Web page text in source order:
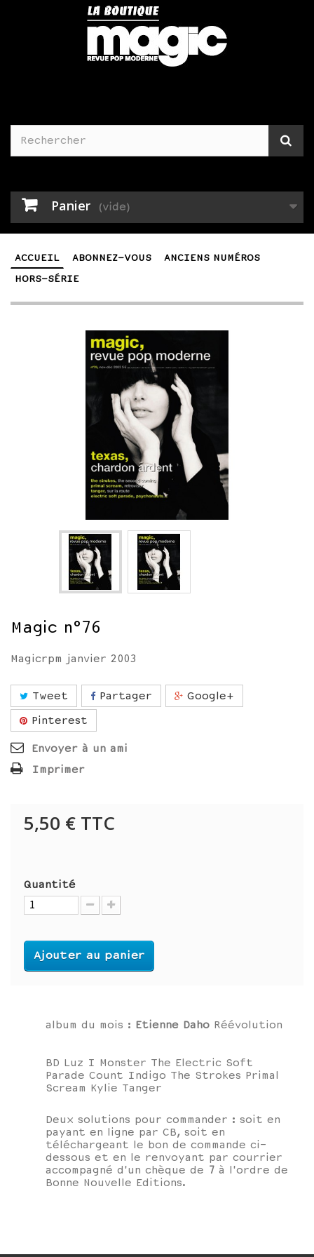
Panier (vide)
ACCUEIL ABONNEZ-VOUS
ANCIENS NUMÉROS
HORS-SÉRIE
Magic n°76
Magicrpm janvier 2003
Tweet Partager
Google+
Pinterest
Envoyer à un ami
Imprimer
5,50 € TTC
Quantité
Ajouter au panier
album du mois : Etienne Daho Réévolution
BD Luz I Monster The Electric Soft
Parade Count Indigo The Strokes Primal
Scream Kylie Tanger
Deux solutions pour commander : soit en
payant en ligne par CB, soit en
téléchargeant le bon de commande ci-
dessous et en le renvoyant par courrier
accompagné d'un chèque de 7 à l'ordre de
Bonne Nouvelle Editions.